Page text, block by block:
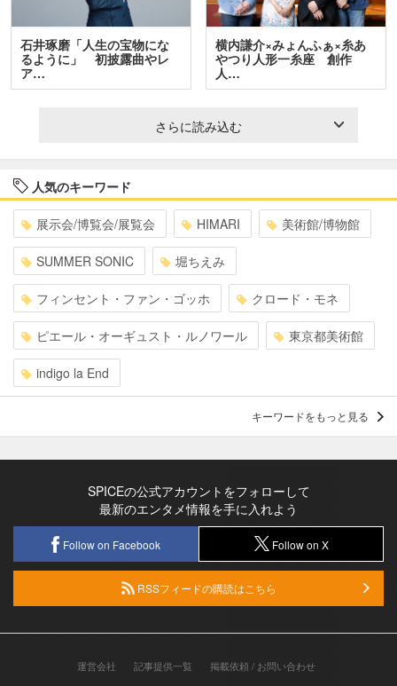
石井琢磨「人生の宝物にな
るように」 初披露曲やレ
ア…
横内謙介×みょんふぁ×糸あ
やつり人形一糸座 創作
人…
さらに読み込む
人気のキーワード
展示会/博覧会/展覧会 HIMARI 美術館/博物館
SUMMER SONIC 堀ちえみ
フィンセント・ファン・ゴッホ クロード・モネ
ピエール・オーギュスト・ルノワール 東京都美術館
indigo la End
キーワードをもっと見る
SPICEの公式アカウントをフォローして
最新のエンタメ情報を手に入れよう
Follow on Facebook Follow on X
RSSフィードの購読はこちら
運営会社 記事提供一覧
掲載依頼 / お問い合わせ